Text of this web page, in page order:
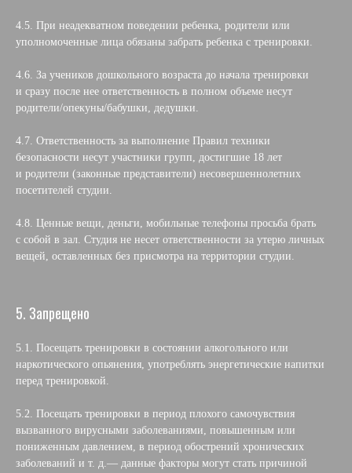
4.5. При неадекватном поведении ребенка, родители или
уполномоченные лица обязаны забрать ребенка с тренировки.
4.6. За учеников дошкольного возраста до начала тренировки
и сразу после нее ответственность в полном объеме несут
родители/опекуны/бабушки, дедушки.
4.7. Ответственность за выполнение Правил техники
безопасности несут участники групп, достигшие 18 лет
и родители (законные представители) несовершеннолетних
посетителей студии.
4.8. Ценные вещи, деньги, мобильные телефоны просьба брать
с собой в зал. Студия не несет ответственности за утерю личных
вещей, оставленных без присмотра на территории студии.
5. Запрещено
5.1. Посещать тренировки в состоянии алкогольного или
наркотического опьянения, употреблять энергетические напитки
перед тренировкой.
5.2. Посещать тренировки в период плохого самочувствия
вызванного вирусными заболеваниями, повышенным или
пониженным давлением, в период обострений хронических
заболеваний и т. д.— данные факторы могут стать причиной